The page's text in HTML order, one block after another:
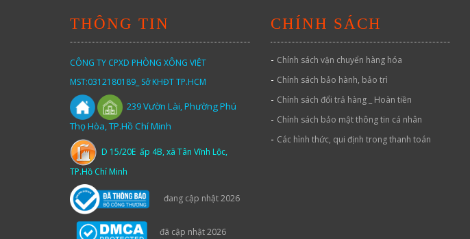
THÔNG TIN
CÔNG TY CPXD PHÒNG XÔNG VIỆT
MST:0312180189_ Sở KHĐT TP.HCM
239Vườn Lài,Phường Phú
Thọ Hòa, TP.Hồ Chí Minh
D 15/20E ấp 4B, xã Tân Vĩnh Lộc,
TP.Hồ Chí Minh
đang cập nhật 2026
đã cập nhật 2026
CHÍNH SÁCH
- Chính sách vận chuyển hàng hóa
- Chính sách bảo hành, bảo trì
- Chính sách đổi trả hàng _ Hoàn tiền
- Chính sách bảo mật thông tin cá nhân
- Các hình thức, qui định trong thanh toán